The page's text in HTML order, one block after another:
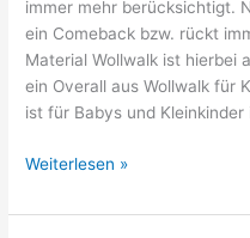
immer mehr berücksichtigt.
ein Comeback bzw. rückt
Material Wollwalk ist
ein Overall aus Wollwalk für
ist für Babys und
Wollwalk
nachhaltige
Weiterlesen »